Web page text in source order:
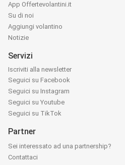
App Offertevolantini.it
Su di noi
Aggiungi volantino
Notizie
Servizi
Iscriviti alla newsletter
Seguici su Facebook
Seguici su Instagram
Seguici su Youtube
Seguici su TikTok
Partner
Sei interessato ad una partnership?
Contattaci